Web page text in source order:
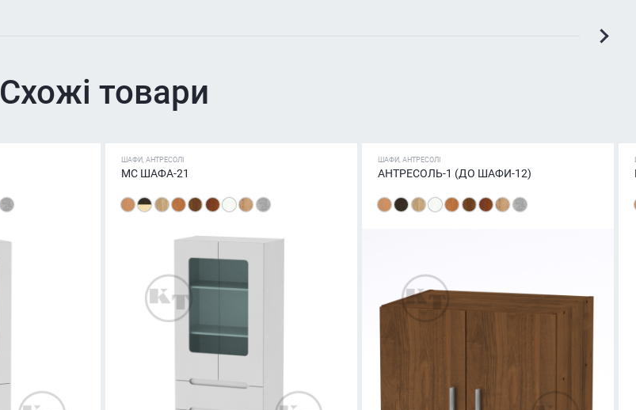
Схожі товари
ШАФИ, АНТРЕСОЛІ
МС ШАФА-21
ШАФИ, АНТРЕСОЛІ
АНТРЕСОЛЬ-1 (ДО ШАФИ-12)